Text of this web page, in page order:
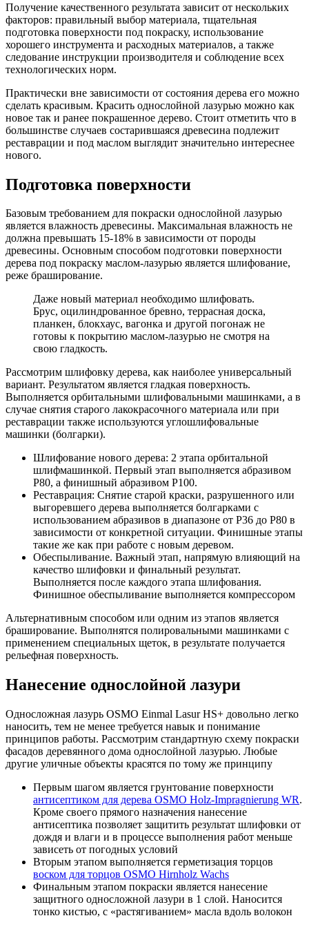
Получение качественного результата зависит от нескольких
факторов: правильный выбор материала, тщательная
подготовка поверхности под покраску, использование
хорошего инструмента и расходных материалов, а также
следование инструкции производителя и соблюдение всех
технологических норм.
Практически вне зависимости от состояния дерева его можно
сделать красивым. Красить однослойной лазурью можно как
новое так и ранее покрашенное дерево. Стоит отметить что в
большинстве случаев состарившаяся древесина подлежит
реставрации и под маслом выглядит значительно интереснее
нового.
Подготовка поверхности
Базовым требованием для покраски однослойной лазурью
является влажность древесины. Максимальная влажность не
должна превышать 15-18% в зависимости от породы
древесины. Основным способом подготовки поверхности
дерева под покраску маслом-лазурью является шлифование,
реже браширование.
Даже новый материал необходимо шлифовать.
Брус, оцилиндрованное бревно, террасная доска,
планкен, блокхаус, вагонка и другой погонаж не
готовы к покрытию маслом-лазурью не смотря на
свою гладкость.
Рассмотрим шлифовку дерева, как наиболее универсальный
вариант. Результатом является гладкая поверхность.
Выполняется орбитальными шлифовальными машинками, а в
случае снятия старого лакокрасочного материала или при
реставрации также используются углошлифовальные
машинки (болгарки).
Шлифование нового дерева: 2 этапа орбитальной
шлифмашинкой. Первый этап выполняется абразивом
Р80, а финишный абразивом P100.
Реставрация: Снятие старой краски, разрушенного или
выгоревшего дерева выполняется болгарками с
использованием абразивов в диапазоне от P36 до P80 в
зависимости от конкретной ситуации. Финишные этапы
такие же как при работе с новым деревом.
Обеспыливание. Важный этап, напрямую влияющий на
качество шлифовки и финальный результат.
Выполняется после каждого этапа шлифования.
Финишное обеспыливание выполняется компрессором
Альтернативным способом или одним из этапов является
браширование. Выполнятся полировальными машинками с
применением специальных щеток, в результате получается
рельефная поверхность.
Нанесение однослойной лазури
Односложная лазурь OSMO Einmal Lasur HS+ довольно легко
наносить, тем не менее требуется навык и понимание
принципов работы. Рассмотрим стандартную схему покраски
фасадов деревянного дома однослойной лазурью. Любые
другие уличные объекты красятся по тому же принципу
Первым шагом является грунтование поверхности
антисептиком для дерева OSMO Holz-Impragnierung WR.
Кроме своего прямого назначения нанесение
антисептика позволяет защитить результат шлифовки от
дождя и влаги и в процессе выполнения работ меньше
зависеть от погодных условий
Вторым этапом выполняется герметизация торцов
воском для торцов OSMO Hirnholz Wachs
Финальным этапом покраски является нанесение
защитного односложной лазури в 1 слой. Наносится
тонко кистью, с «растягиванием» масла вдоль волокон